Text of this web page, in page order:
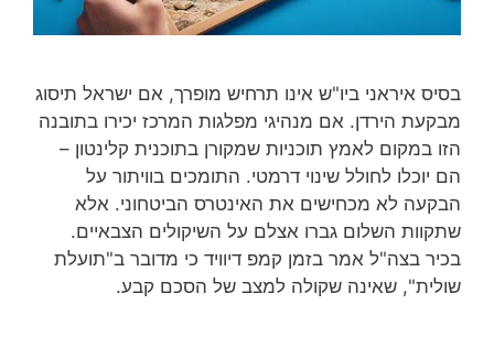
בסיס איראני ביו"ש אינו תרחיש מופרך, אם ישראל תיסוג
מבקעת הירדן. אם מנהיגי מפלגות המרכז יכירו בתובנה
הזו במקום לאמץ תוכניות שמקורן בתוכנית קלינטון –
הם יוכלו לחולל שינוי דרמטי. התומכים בוויתור על
הבקעה לא מכחישים את האינטרס הביטחוני. אלא
שתקוות השלום גברו אצלם על השיקולים הצבאיים.
בכיר בצה"ל אמר בזמן קמפ דיוויד כי מדובר ב"תועלת
שולית", שאינה שקולה למצב של הסכם קבע.